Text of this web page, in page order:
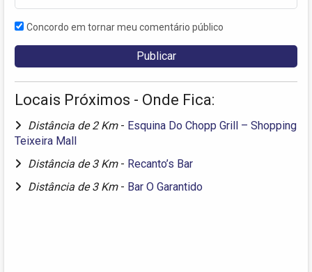
Concordo em tornar meu comentário público
Locais Próximos - Onde Fica:
Distância de 2 Km - Esquina Do Chopp Grill – Shopping
Teixeira Mall
Distância de 3 Km - Recanto’s Bar
Distância de 3 Km - Bar O Garantido